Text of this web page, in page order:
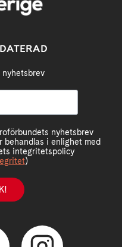
nyhetsbrev
behandlas i enlighet med
integritetspolicy
)